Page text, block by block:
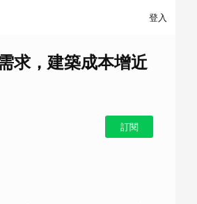
登入
求，建築成本增近
訂閱